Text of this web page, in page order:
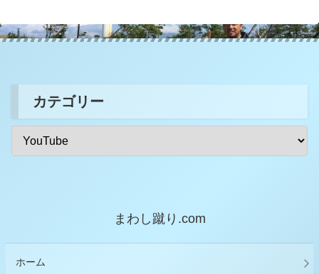
カテゴリー
まわし蹴り.com
ホーム